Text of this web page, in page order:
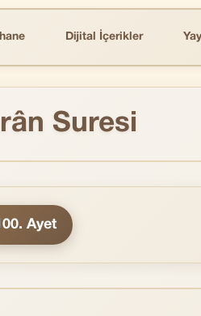
Dijital İçerikler
Suresi
Ayet